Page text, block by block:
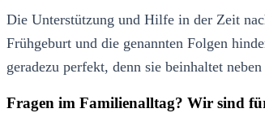
Die Unterstützung und Hilfe in der Zeit
Frühgeburt und die genannten Folgen
geradezu perfekt, denn sie beinhaltet
Fragen im Familienalltag? Wir sind